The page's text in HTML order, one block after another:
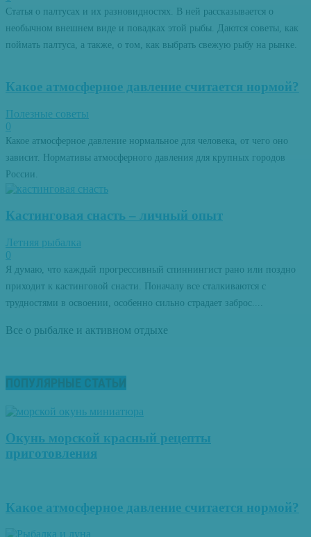
Статья о палтусах и их разновидностях. В ней рассказывается о
необычном внешнем виде и повадках этой рыбы. Даются советы, как
поймать палтуса, а также, о том, как выбрать свежую рыбу на рынке.
Какое атмосферное давление считается нормой?
Полезные советы
0
Какое атмосферное давление нормальное для человека, от чего оно
зависит. Нормативы атмосферного давления для крупных городов
России.
Кастинговая снасть – личный опыт
Летняя рыбалка
0
Я думаю, что каждый прогрессивный спиннингист рано или поздно
приходит к кастинговой снасти. Поначалу все сталкиваются с
трудностями в освоении, особенно сильно страдает заброс....
Все о рыбалке и активном отдыхе
ПОПУЛЯРНЫЕ СТАТЬИ
Окунь морской красный рецепты
приготовления
Какое атмосферное давление считается нормой?